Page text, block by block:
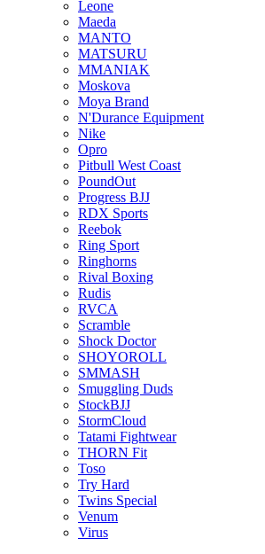
Leone
Maeda
MANTO
MATSURU
MMANIAK
Moskova
Moya Brand
N'Durance Equipment
Nike
Opro
Pitbull West Coast
PoundOut
Progress BJJ
RDX Sports
Reebok
Ring Sport
Ringhorns
Rival Boxing
Rudis
RVCA
Scramble
Shock Doctor
SHOYOROLL
SMMASH
Smuggling Duds
StockBJJ
StormCloud
Tatami Fightwear
THORN Fit
Toso
Try Hard
Twins Special
Venum
Virus